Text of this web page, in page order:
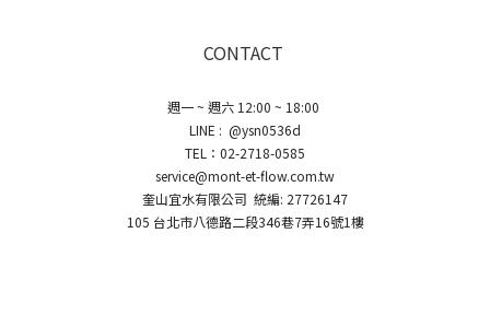
CONTACT
週一 ~ 週六 12:00 ~ 18:00
LINE : @ysn0536d
TEL：02-2718-0585
service@mont-et-flow.com.tw
奎山宜水有限公司 統編: 27726147
105 台北市八德路二段346巷7弄16號1樓